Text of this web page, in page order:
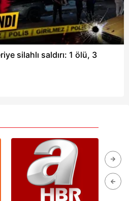
silahlı saldırı: 1 ölü, 3